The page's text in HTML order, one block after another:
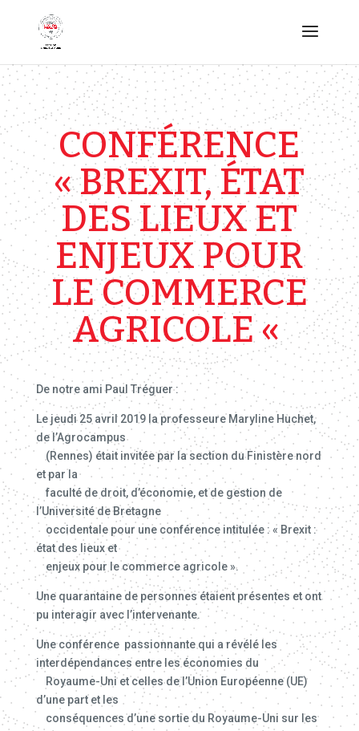
CONFÉRENCE
« BREXIT, ÉTAT
DES LIEUX ET
ENJEUX POUR
LE COMMERCE
AGRICOLE «
De notre ami Paul Tréguer :
Le jeudi 25 avril 2019 la professeure Maryline Huchet,
de l’Agrocampus
(Rennes) était invitée par la section du Finistère nord
et par la
faculté de droit, d’économie, et de gestion de
l’Université de Bretagne
occidentale pour une conférence intitulée : « Brexit :
état des lieux et
enjeux pour le commerce agricole ».
Une quarantaine de personnes étaient présentes et ont
pu interagir avec l’intervenante.
Une conférence passionnante qui a révélé les
interdépendances entre les économies du
Royaume-Uni et celles de l’Union Européenne (UE)
d’une part et les
conséquences d’une sortie du Royaume-Uni sur les